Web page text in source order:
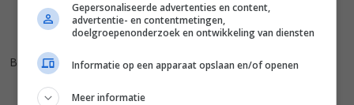
Billy Elliot (2000)
Gepersonaliseerde advertenties en content,
advertentie- en contentmetingen,
doelgroepenonderzoek en ontwikkeling van diensten
Informatie op een apparaat opslaan en/of openen
Meer informatie